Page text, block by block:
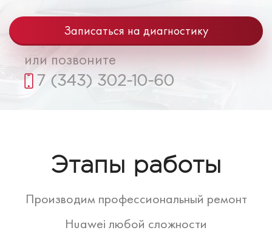
Записаться на диагностику
или позвоните
7 (343) 302-10-60
Этапы работы
Производим профессиональный ремонт
Huawei любой сложности